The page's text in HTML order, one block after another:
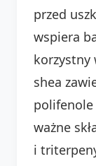
przed
wspiera
korzystny
shea
polifenole
ważne
i